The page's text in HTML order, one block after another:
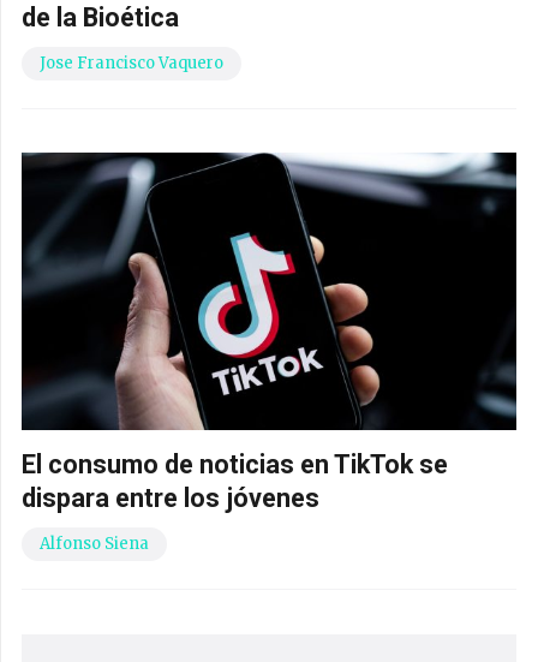
de la Bioética
Jose Francisco Vaquero
El consumo de noticias en TikTok se
dispara entre los jóvenes
Alfonso Siena